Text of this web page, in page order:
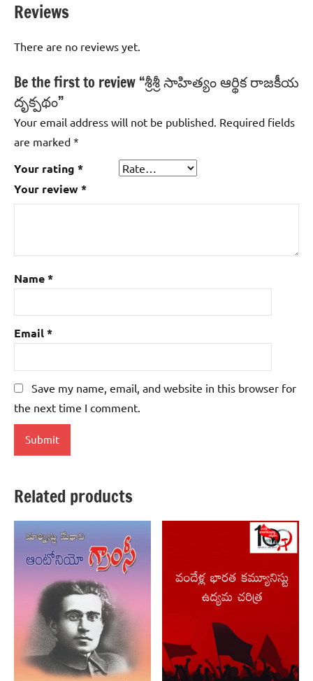
Reviews
There are no reviews yet.
Be the first to review “శ్రీశ్రీ సాహిత్యం ఆర్థిక రాజకీయ
దృక్పథం”
Your email address will not be published. Required fields
are marked *
Your rating *
Your review*
Name*
Email*
Save my name, email, and website in this browser for
the next time I comment.
Related products